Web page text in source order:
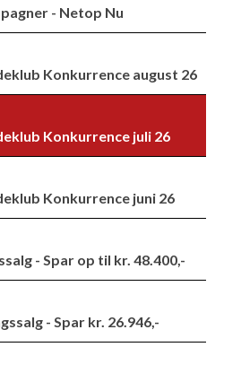
- Netop Nu
Konkurrence august 26
Konkurrence juli 26
Konkurrence juni 26
- Spar op til kr. 48.400,-
- Spar kr. 26.946,-